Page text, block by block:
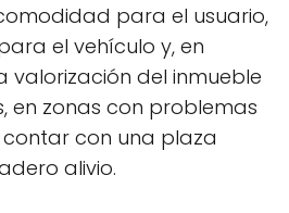
para el usuario,
el vehículo y, en
valorización del inmueble
en zonas con problemas
con una plaza
alivio.